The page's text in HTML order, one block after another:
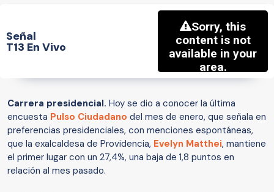
Señal
T13 En Vivo
Carrera presidencial. Hoy se dio a conocer la última
encuesta Pulso Ciudadano del mes de enero, que señala en
preferencias presidenciales, con menciones espontáneas,
que la exalcaldesa de Providencia, Evelyn Matthei, mantiene
el primer lugar con un 27,4%, una baja de 1,8 puntos en
relación al mes pasado.